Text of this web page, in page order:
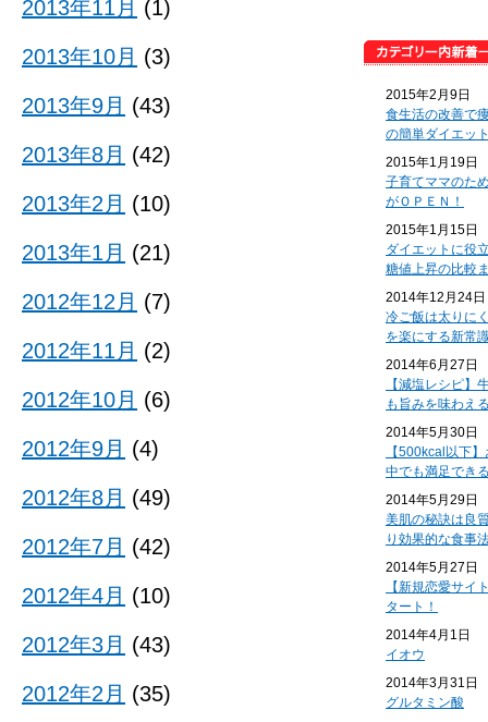
2015年2月9日
食生活の改善で
の簡単ダイエッ
2015年1月19日
子育てママのた
がＯＰＥＮ！
2015年1月15日
ダイエットに役
糖値上昇の比較
2014年12月24日
冷ご飯は太りに
を楽にする新常
2014年6月27日
【減塩レシピ】
も旨みを味わえ
2014年5月30日
【500kcal以下
中でも満足でき
2014年5月29日
美肌の秘訣は良
り効果的な食事
2014年5月27日
【新規恋愛サイ
タート！
2014年4月1日
イオウ
2014年3月31日
グルタミン酸
2013年11月 (1)
2013年10月 (3)
2013年9月 (43)
2013年8月 (42)
2013年2月 (10)
2013年1月 (21)
2012年12月 (7)
2012年11月 (2)
2012年10月 (6)
2012年9月 (4)
2012年8月 (49)
2012年7月 (42)
2012年4月 (10)
2012年3月 (43)
2012年2月 (35)